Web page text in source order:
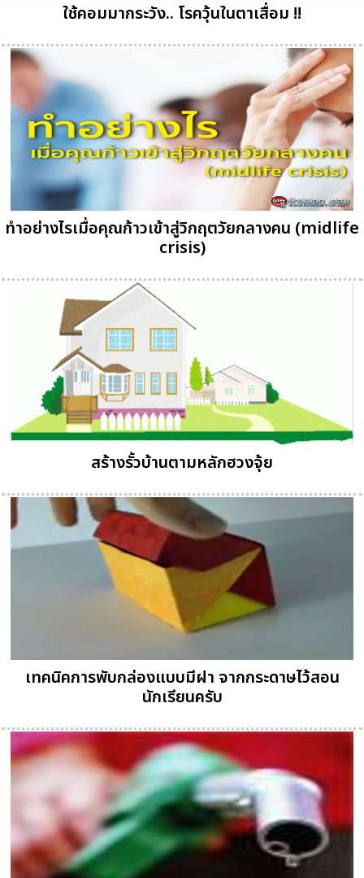
ใช้คอมมากระวัง.. โรควุ้นในตาเสื่อม !!
ทำอย่างไรเมื่อคุณก้าวเข้าสู่วิกฤตวัยกลางคน (midlife
crisis)
สร้างรั้วบ้านตามหลักฮวงจุ้ย
เทคนิคการพับกล่องแบบมีฝา จากกระดาษไว้สอน
นักเรียนครับ